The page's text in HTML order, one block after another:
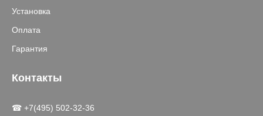
Установка
Оплата
Гарантия
Контакты
☎ +7(495) 502-32-36